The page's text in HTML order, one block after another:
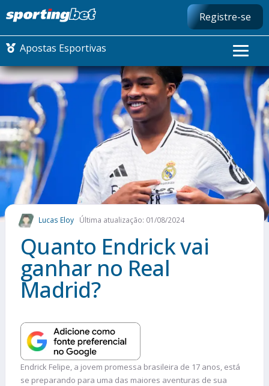
Registre-se
Apostas Esportivas
CONMEBOL LIBERTADORES
FUTEBOL NACIONAL
FUTEBOL INTERNACIONAL
COMO APOSTAR
MAIS ESPORTES
Lucas Eloy Última atualização: 01/08/2024
Quanto Endrick vai
ganhar no Real
Madrid?
Endrick Felipe, a jovem promessa brasileira de 17 anos, está
se preparando para uma das maiores aventuras de sua